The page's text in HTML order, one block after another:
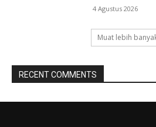
4 Agustus 2026
Muat lebih
RECENT COMMENTS